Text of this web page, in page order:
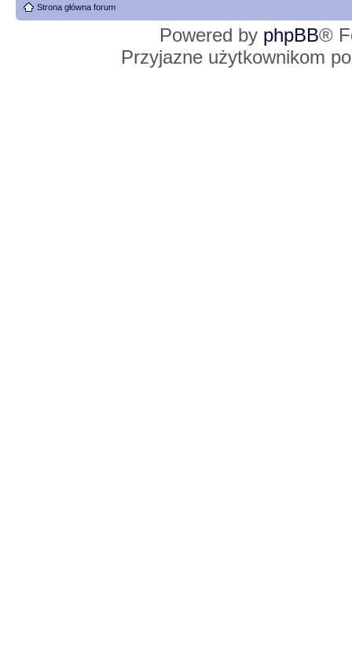
Strona główna forum
Powered by phpBB®
Przyjazne użytkownikom